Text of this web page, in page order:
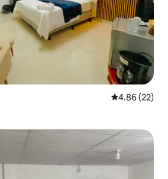
평점 4.86점(5
4.86 (22)